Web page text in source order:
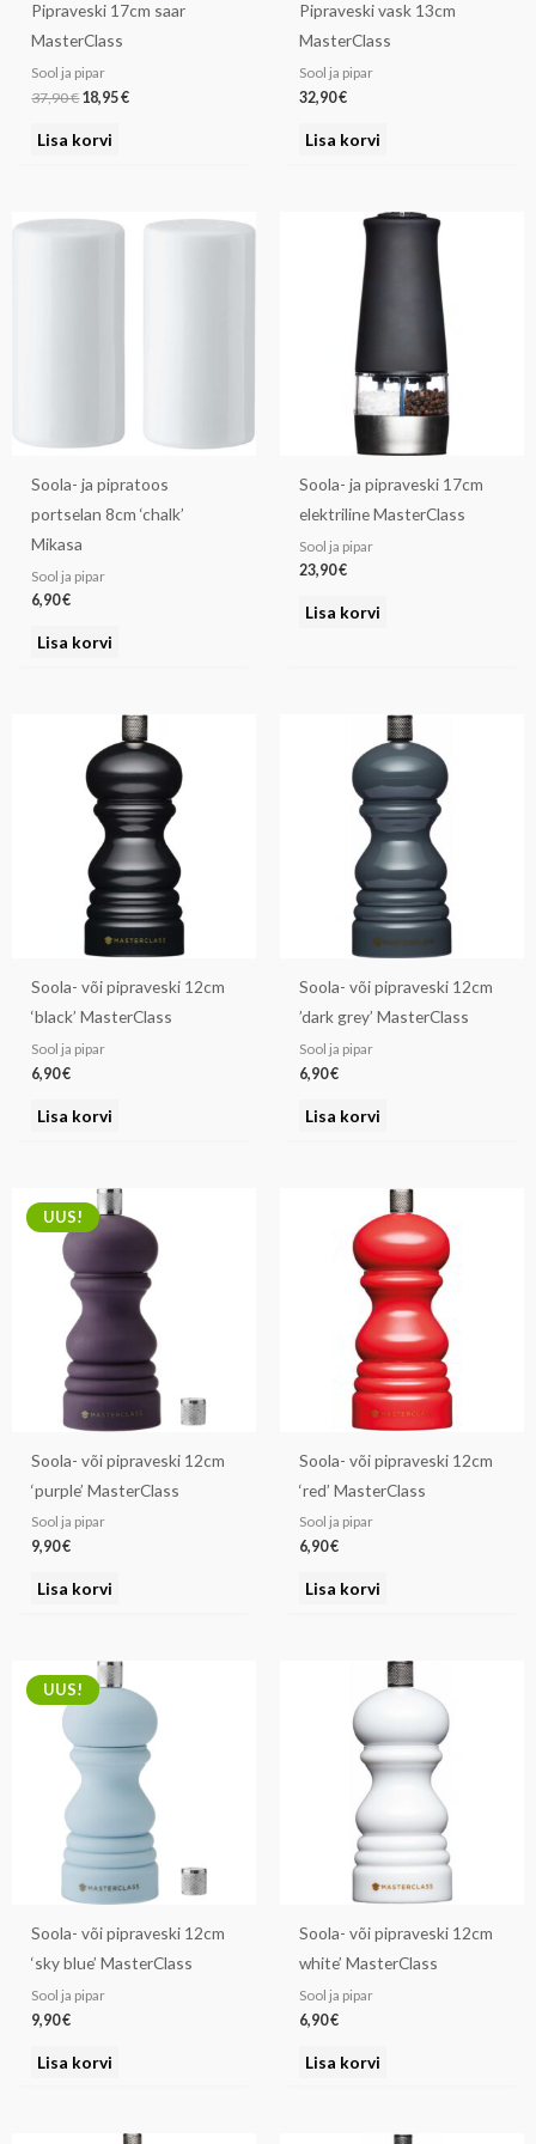
Pipraveski 17cm saar
MasterClass
Sool ja pipar
37,90€18,95€
Lisa korvi
Pipraveski vask 13cm
MasterClass
Sool ja pipar
32,90€
Lisa korvi
Soola- ja pipratoos
portselan 8cm ‘chalk’
Mikasa
Sool ja pipar
6,90€
Lisa korvi
Soola- ja pipraveski 17cm
elektriline MasterClass
Sool ja pipar
23,90€
Lisa korvi
Soola- või pipraveski 12cm
‘black’ MasterClass
Sool ja pipar
6,90€
Lisa korvi
Soola- või pipraveski 12cm
’dark grey’ MasterClass
Sool ja pipar
6,90€
Lisa korvi
UUS!
Soola- või pipraveski 12cm
‘purple’ MasterClass
Sool ja pipar
9,90€
Lisa korvi
Soola- või pipraveski 12cm
‘red’ MasterClass
Sool ja pipar
6,90€
Lisa korvi
UUS!
Soola- või pipraveski 12cm
‘sky blue’ MasterClass
Sool ja pipar
9,90€
Lisa korvi
Soola- või pipraveski 12cm
white’ MasterClass
Sool ja pipar
6,90€
Lisa korvi